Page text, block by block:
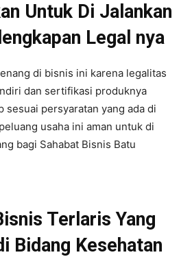
Untuk Di Jalankan
Legal nya
di bisnis ini karena legalitas
dan sertifikasi produknya
sesuai persyaratan yang ada di
usaha ini aman untuk di
bagi Sahabat Bisnis Batu
Terlaris Yang
Bidang Kesehatan